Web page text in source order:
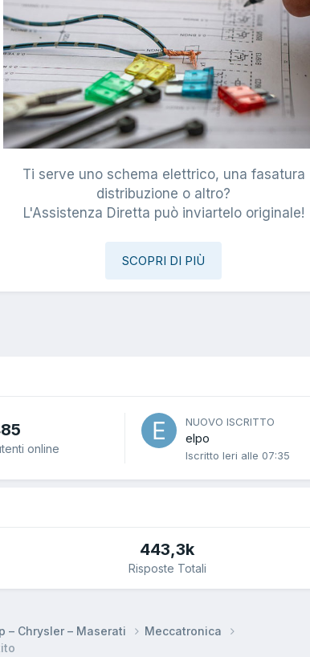
Ti serve uno schema elettrico, una fasatura
distribuzione o altro?
L'Assistenza Diretta può inviartelo originale!
SCOPRI DI PIÙ
online
NUOVO ISCRITTO
elpo
Iscritto Ieri alle 07:35
443,3k
Risposte Totali
– Chrysler – Maserati
Meccatronica